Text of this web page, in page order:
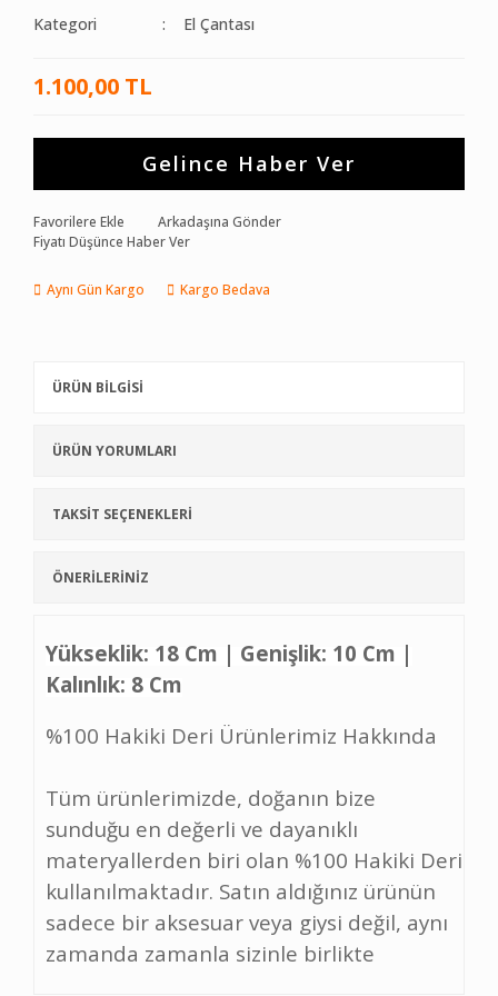
Kategori El Çantası
1.100,00 TL
Gelince Haber Ver
Favorilere Ekle
Arkadaşına Gönder
Fiyatı Düşünce Haber Ver
Aynı Gün Kargo Kargo Bedava
ÜRÜN BİLGİSİ
ÜRÜN YORUMLARI
TAKSİT SEÇENEKLERİ
ÖNERİLERİNİZ
Yükseklik: 18 Cm | Genişlik: 10 Cm |
Kalınlık: 8 Cm
%100 Hakiki Deri Ürünlerimiz Hakkında
Tüm ürünlerimizde, doğanın bize
sunduğu en değerli ve dayanıklı
materyallerden biri olan %100 Hakiki Deri
kullanılmaktadır. Satın aldığınız ürünün
sadece bir aksesuar veya giysi değil, aynı
zamanda zamanla sizinle birlikte